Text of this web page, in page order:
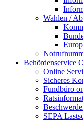
Wahlen /
Behördenservice
Online
Sicheres
Fundbüro
SEPA